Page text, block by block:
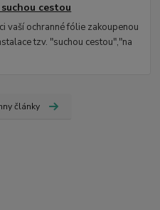
cestou
vaší ochranné fólie zakoupenou
tzv. "suchou cestou","na
články